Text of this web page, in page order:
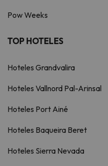
Pow Weeks
TOP HOTELES
Hoteles Grandvalira
Hoteles Vallnord Pal-Arinsal
Hoteles Port Ainé
Hoteles Baqueira Beret
Hoteles Sierra Nevada